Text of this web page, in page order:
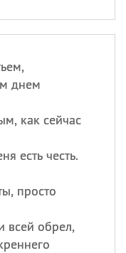
днем
как сейчас
есть честь.
просто
всей обрел,